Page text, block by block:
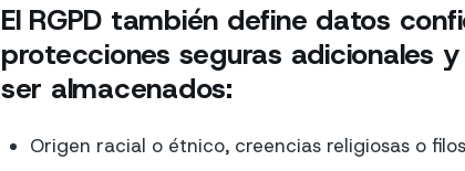
El RGPD también define datos
protecciones seguras adicionales
ser almacenados:
Origen racial o étnico, creencias religiosas o